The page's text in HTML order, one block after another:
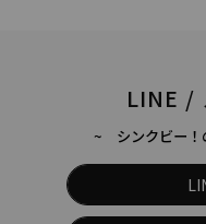
LINE /
~ シンクビー！